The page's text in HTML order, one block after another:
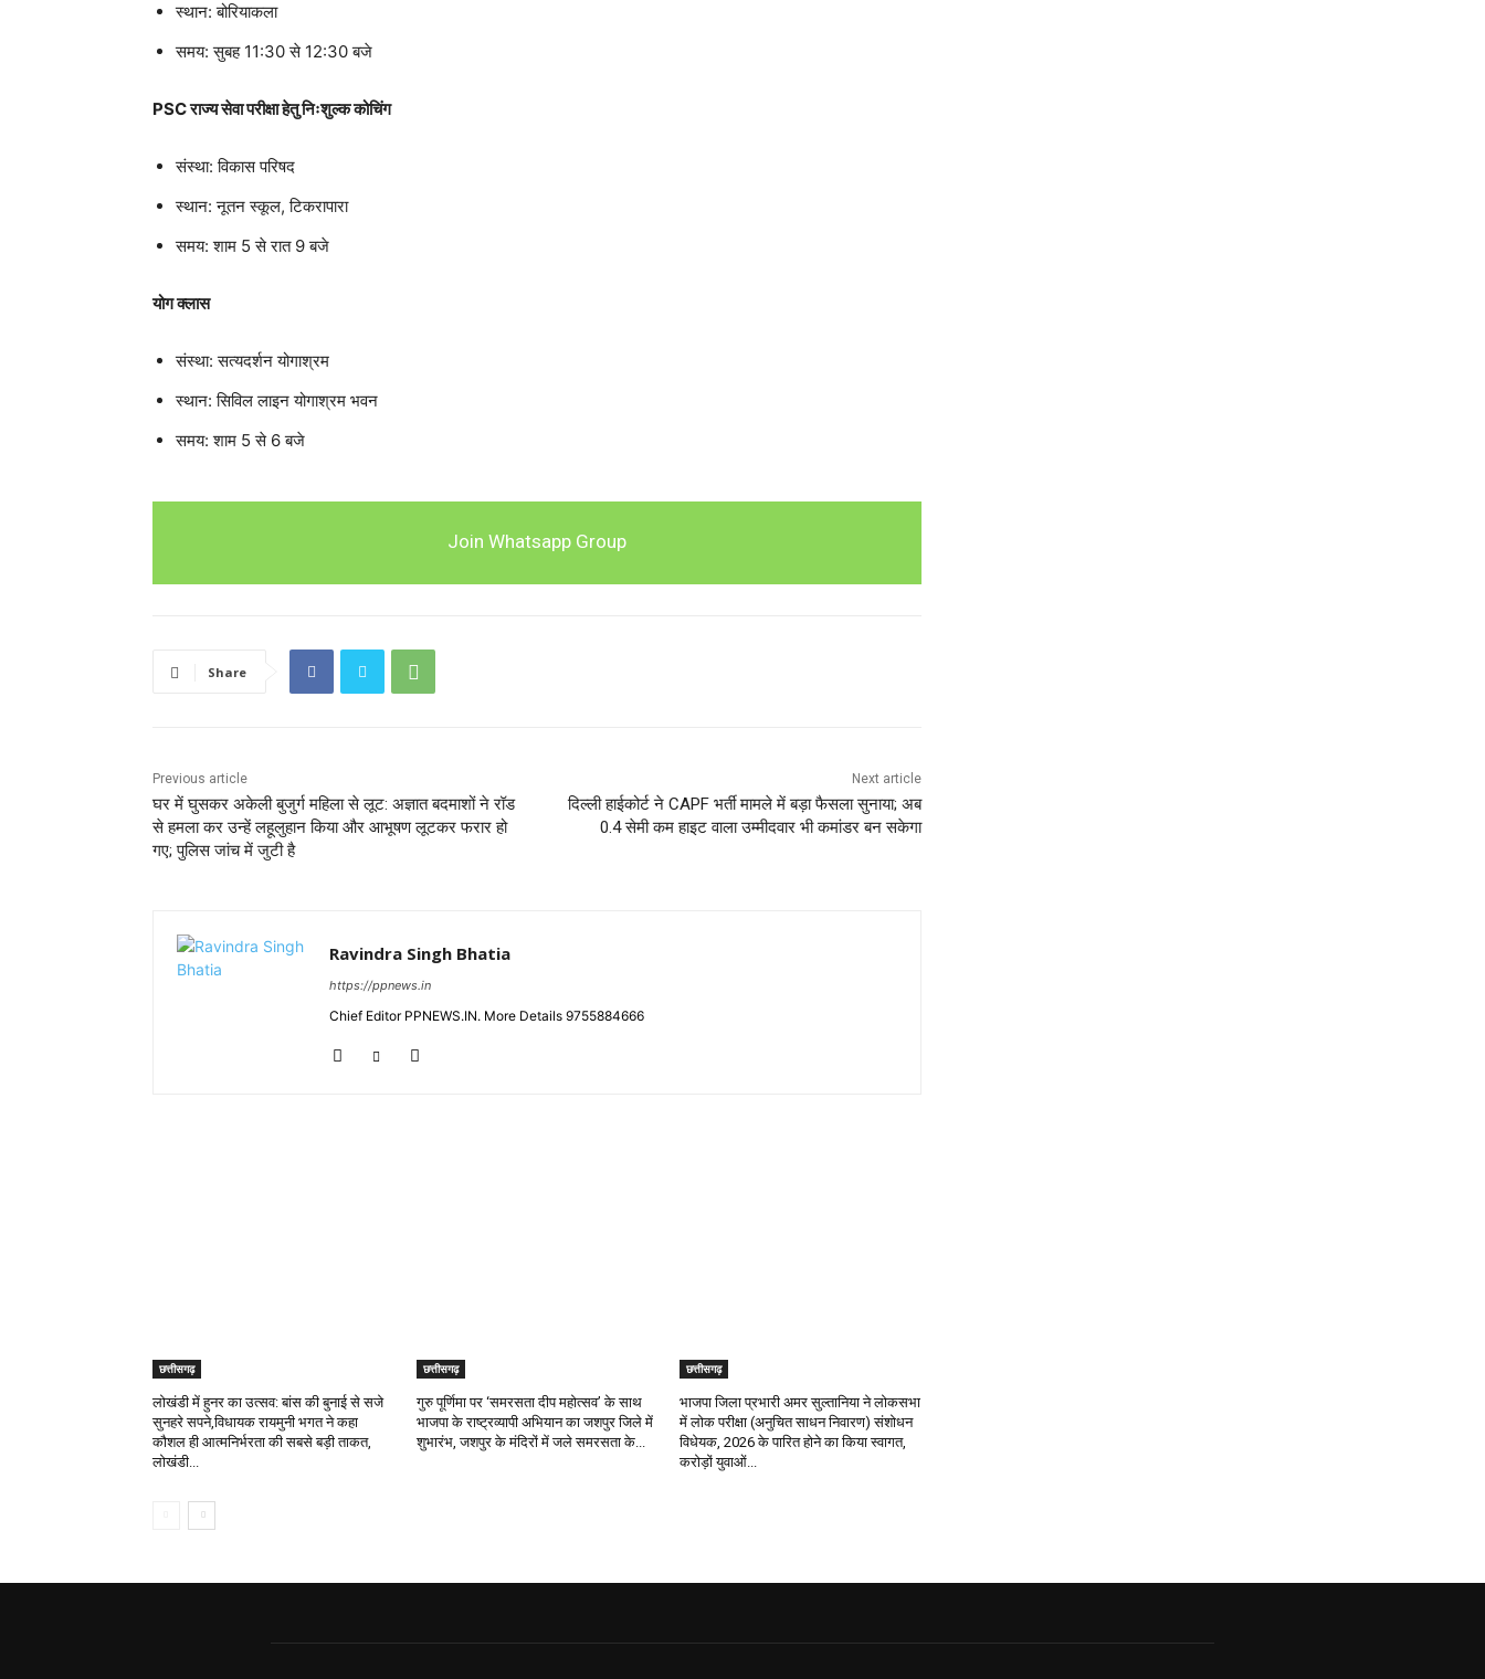
स्थान: बोरियाकला
समय: सुबह 11:30 से 12:30 बजे
PSC राज्य सेवा परीक्षा हेतु निःशुल्क कोचिंग
संस्था: विकास परिषद
स्थान: नूतन स्कूल, टिकरापारा
समय: शाम 5 से रात 9 बजे
योग क्लास
संस्था: सत्यदर्शन योगाश्रम
स्थान: सिविल लाइन योगाश्रम भवन
समय: शाम 5 से 6 बजे
Join Whatsapp Group
Share
Previous article
घर में घुसकर अकेली बुजुर्ग महिला से लूट: अज्ञात बदमाशों ने रॉड
से हमला कर उन्हें लहूलुहान किया और आभूषण लूटकर फरार हो
गए; पुलिस जांच में जुटी है
Next article
दिल्ली हाईकोर्ट ने CAPF भर्ती मामले में बड़ा फैसला सुनाया; अब
0.4 सेमी कम हाइट वाला उम्मीदवार भी कमांडर बन सकेगा
Ravindra Singh Bhatia
https://ppnews.in
Chief Editor PPNEWS.IN. More Details 9755884666
छत्तीसगढ़
लोखंडी में हुनर का उत्सव: बांस की बुनाई से सजे
सुनहरे सपने,विधायक रायमुनी भगत ने कहा
कौशल ही आत्मनिर्भरता की सबसे बड़ी ताकत,
लोखंडी...
छत्तीसगढ़
गुरु पूर्णिमा पर ‘समरसता दीप महोत्सव’ के साथ
भाजपा के राष्ट्रव्यापी अभियान का जशपुर जिले में
शुभारंभ, जशपुर के मंदिरों में जले समरसता के...
छत्तीसगढ़
भाजपा जिला प्रभारी अमर सुल्तानिया ने लोकसभा
में लोक परीक्षा (अनुचित साधन निवारण) संशोधन
विधेयक, 2026 के पारित होने का किया स्वागत,
करोड़ों युवाओं...